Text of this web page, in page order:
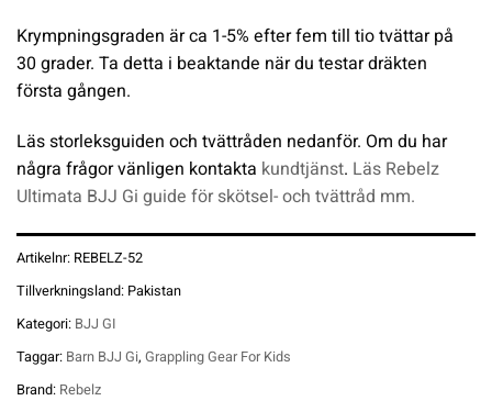
Krympningsgraden är ca 1-5% efter fem till tio tvättar på
30 grader. Ta detta i beaktande när du testar dräkten
första gången.
Läs storleksguiden och tvättråden nedanför. Om du har
några frågor vänligen kontakta kundtjänst. Läs Rebelz
Ultimata BJJ Gi guide för skötsel- och tvättråd mm.
Artikelnr: REBELZ-52
Tillverkningsland: Pakistan
Kategori: BJJ GI
Taggar: Barn BJJ Gi, Grappling Gear For Kids
Brand: Rebelz